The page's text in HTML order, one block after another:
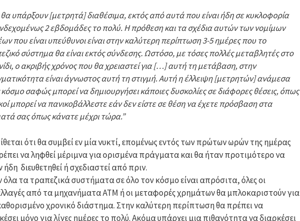
θα υπάρξουν [μετρητά] διαθέσιμα, εκτός από αυτά που είναι ήδη σε κυκλοφορία
2 εβδομάδες το πολύ. Η πρόθεση και τα σχέδια αυτών των νομίμων
που είναι υπεύθυνοι είναι στην καλύτερη περίπτωση 3-5 ημέρες που το
σύστημα θα είναι εκτός σύνδεσης. Ωστόσο, με τόσες πολλές μεταβλητές στο
ο ακριβής χρόνος που θα χρειαστεί για […] αυτή τη μετάβαση, στην
είναι άγνωστος αυτή τη στιγμή. Αυτή η έλλειψη [μετρητών] ανάμεσα
σαφώς μπορεί να δημιουργήσει κάποιες δυσκολίες σε διάφορες θέσεις, όπως
μπορεί να πανικοβάλλεστε εάν δεν είστε σε θέση να έχετε πρόσβαση στα
σας όπως κάνατε μέχρι τώρα.”
ότι θα συμβεί εν μία νυκτί, επομένως εντός των πρώτων ωρών της ημέρας
να ληφθεί μέριμνα για ορισμένα πράγματα και θα ήταν προτιμότερο να
ήδη διευθετηθεί ή σχεδιαστεί από πριν.
τα τραπεζικά συστήματα σε όλο τον κόσμο είναι απρόσιτα, όλες οι
από τα μηχανήματα ΑΤΜ ή οι μεταφορές χρημάτων θα μπλοκαριστούν για
χρονικό διάστημα. Στην καλύτερη περίπτωση θα πρέπει να
μόνο για λίγες ημέρες το πολύ. Ακόμα υπάρχει μια πιθανότητα να διαρκέσει